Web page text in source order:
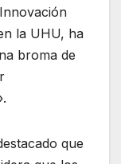
la UHU, ha
broma de
que